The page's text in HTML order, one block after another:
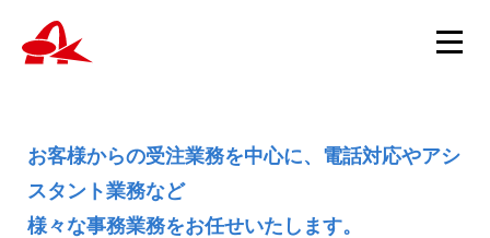
ニュース
ニュースTOP
業務部
お客様からの受注業務を中心に、電話対応やアシ
スタント業務など
様々な事務業務をお任せいたします。